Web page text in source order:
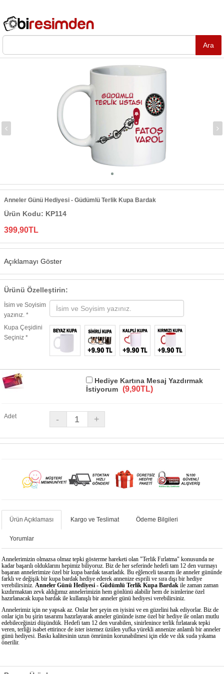
Anneler Günü Hediyesi - Güdümlü Terlik Kupa Bardak
Ürün Kodu: KP114
399,90TL
Açıklamayı Göster
Ürünü Özelleştirin:
İsim ve Soyisim
yazınız. *
Kupa Çeşidini
Seçiniz *
Hediye Kartına Mesaj Yazdırmak
İstiyorum (9,90TL)
Adet
Ürün Açıklaması Kargo ve Teslimat Ödeme Bilgileri
Yorumlar
Annelerimizin olmazsa olmaz tepki gösterme hareketi olan "Terlik Fırlatma" konusunda ne
kadar başarılı olduklarını hepimiz biliyoruz. Biz de her seferinde hedefi tam 12 den vurmayı
başaran annelerimize özel bir kupa bardak tasarladık. Bu eğlenceli tasarım ile anneler gününde
farklı ve değişik bir kupa bardak hediye ederek annenize esprili ve sıra dışı bir hediye
verebilirsiniz. Anneler Günü Hediyesi - Güdümlü Terlik Kupa Bardak ile zaman zaman
kızdırmaktan zevk aldığımız annelerimizin hem gönlünü alabilir hem de isimlerine özel
hazırlanacak kupa bardak ile kullanışlı bir anneler günü hediyesi verebilirsiniz.
Annelerimiz için ne yapsak az. Onlar her şeyin en iyisini ve en güzelini hak ediyorlar. Biz de
onlar için bu şirin tasarımı hazırlayarak anneler gününde isme özel bir hediye ile onları mutlu
edebileceğinizi düşündük. Hedefi tam 12 den vurabilen, sinirlenince terlik fırlatarak tepki
veren, terliği isabet ettirince de ister istemez üzülen yufka yürekli annenize anlamlı bir anneler
günü hediyesi. Baskı kalitesinin uzun ömrünün korunabilmesi için elde ve ılık suda yıkama
önerilir.